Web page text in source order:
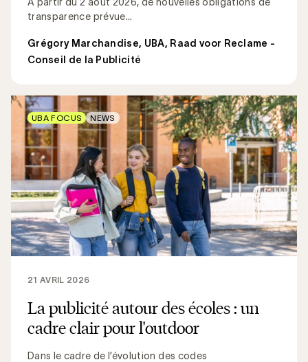
transparence prévue...
Grégory Marchandise, UBA, Raad voor Reclame -
Conseil de la Publicité
La publicité autour des écoles : un
cadre clair pour l'outdoor
Dans le cadre de l’évolution des codes
21 AVRIL 2026
UBA FOCUS NEWS